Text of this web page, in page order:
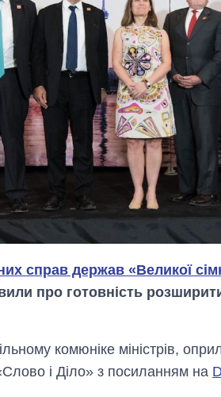
справ держав «Великої
про готовність
комюніке міністрів,
і Діло» з посиланням на